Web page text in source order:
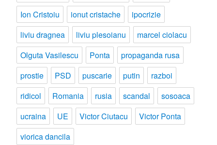
Ion Cristoiu
ionut cristache
ipocrizie
liviu dragnea
liviu plesoianu
marcel ciolacu
Olguta Vasilescu
Ponta
propaganda rusa
prostie
PSD puscarie putin
razboi
ridicol
Romania rusia scandal
sosoaca
ucraina
UE Victor Ciutacu
Victor Ponta
viorica dancila